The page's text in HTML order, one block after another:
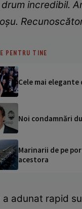
incredibil.
PENTRU TINE
Cele mai
Noi condamnări
Marinarii de pe
acestora
a adunat rapid